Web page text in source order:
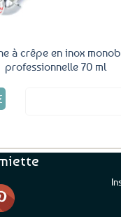
à crêpe en inox
professionnelle 70 ml
“J’ai mis 5 étoiles parce